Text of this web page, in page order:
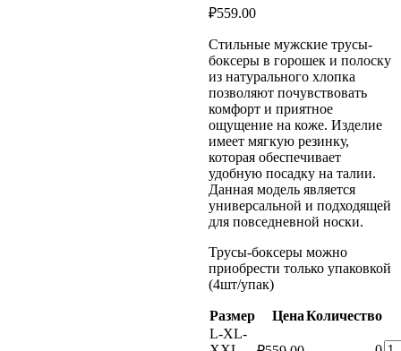
₽559.00
Стильные мужские трусы-
боксеры в горошек и полоску
из натурального хлопка
позволяют почувствовать
комфорт и приятное
ощущение на коже. Изделие
имеет мягкую резинку,
которая обеспечивает
удобную посадку на талии.
Данная модель является
универсальной и подходящей
для повседневной носки.
Трусы-боксеры можно
приобрести только упаковкой
(4шт/упак)
Размер ЦенаКоличество
L-XL-